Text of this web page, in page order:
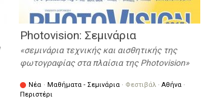
Photovision: Σεμινάρια
σεμινάρια τεχνικής και αισθητικής της
φωτογραφίας στα πλαίσια της Photovision
Νέα · Μαθήματα - Σεμινάρια · Φεστιβάλ · Αθήνα ·
Περιστέρι